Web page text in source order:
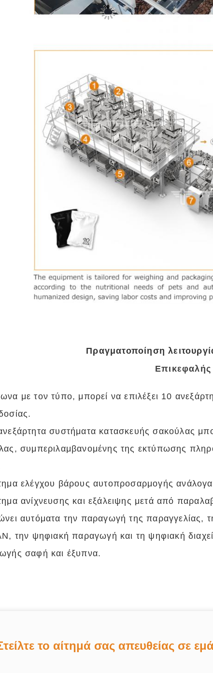
Πραγματοποίηση
Επικεφαλής
με τον τύπο, μπορεί να επιλέξει 10
συστήματα κατασκευής σακούλας
συμπεριλαμβανομένης της εκτύπωσης
ελέγχου βάρους αυτοπροσαρμογής
ανίχνευσης και εξάλειψης μετά από
αυτόματα την παραγωγή της παραγγελίας,
την ψηφιακή παραγωγή και τη ψηφιακή
σαφή και έξυπνα.
το αίτημά σας απευθείας σε